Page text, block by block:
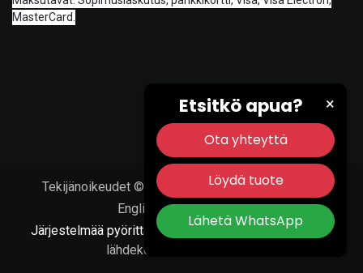
MasterCard.
×
Etsitkö apua?
Ota yhteyttä
Löydä tuote
Lähetä WhatsApp
Tekijänoikeudet © Porvoon Työkalu & Tarvike Oy
English (US)
|
Suomi
Järjestelmää pyörittää
- Numero #1 Avoimen
lähdekoodin verkkokauppa